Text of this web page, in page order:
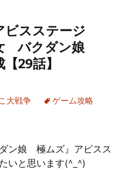
ビスステージ
バクダン娘
29話】
大戦争 ゲーム攻略
ン娘 極ムズ』アビスス
いと思います(^_^)